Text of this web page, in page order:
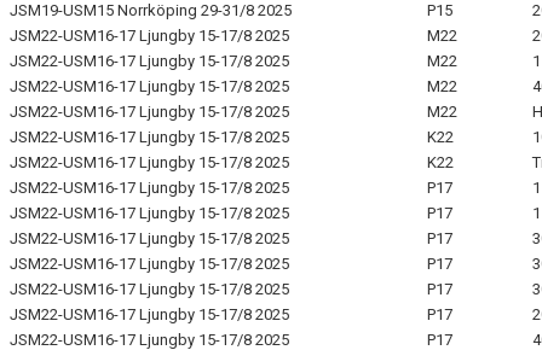
JSM19-USM15 Norrköping 29-31/8 2025
P15
JSM22-USM16-17 Ljungby 15-17/8 2025
M22
JSM22-USM16-17 Ljungby 15-17/8 2025
M22
JSM22-USM16-17 Ljungby 15-17/8 2025
M22
JSM22-USM16-17 Ljungby 15-17/8 2025
M22
JSM22-USM16-17 Ljungby 15-17/8 2025
K22
JSM22-USM16-17 Ljungby 15-17/8 2025
K22
JSM22-USM16-17 Ljungby 15-17/8 2025
P17
JSM22-USM16-17 Ljungby 15-17/8 2025
P17
JSM22-USM16-17 Ljungby 15-17/8 2025
P17
JSM22-USM16-17 Ljungby 15-17/8 2025
P17
JSM22-USM16-17 Ljungby 15-17/8 2025
P17
JSM22-USM16-17 Ljungby 15-17/8 2025
P17
JSM22-USM16-17 Ljungby 15-17/8 2025
P17